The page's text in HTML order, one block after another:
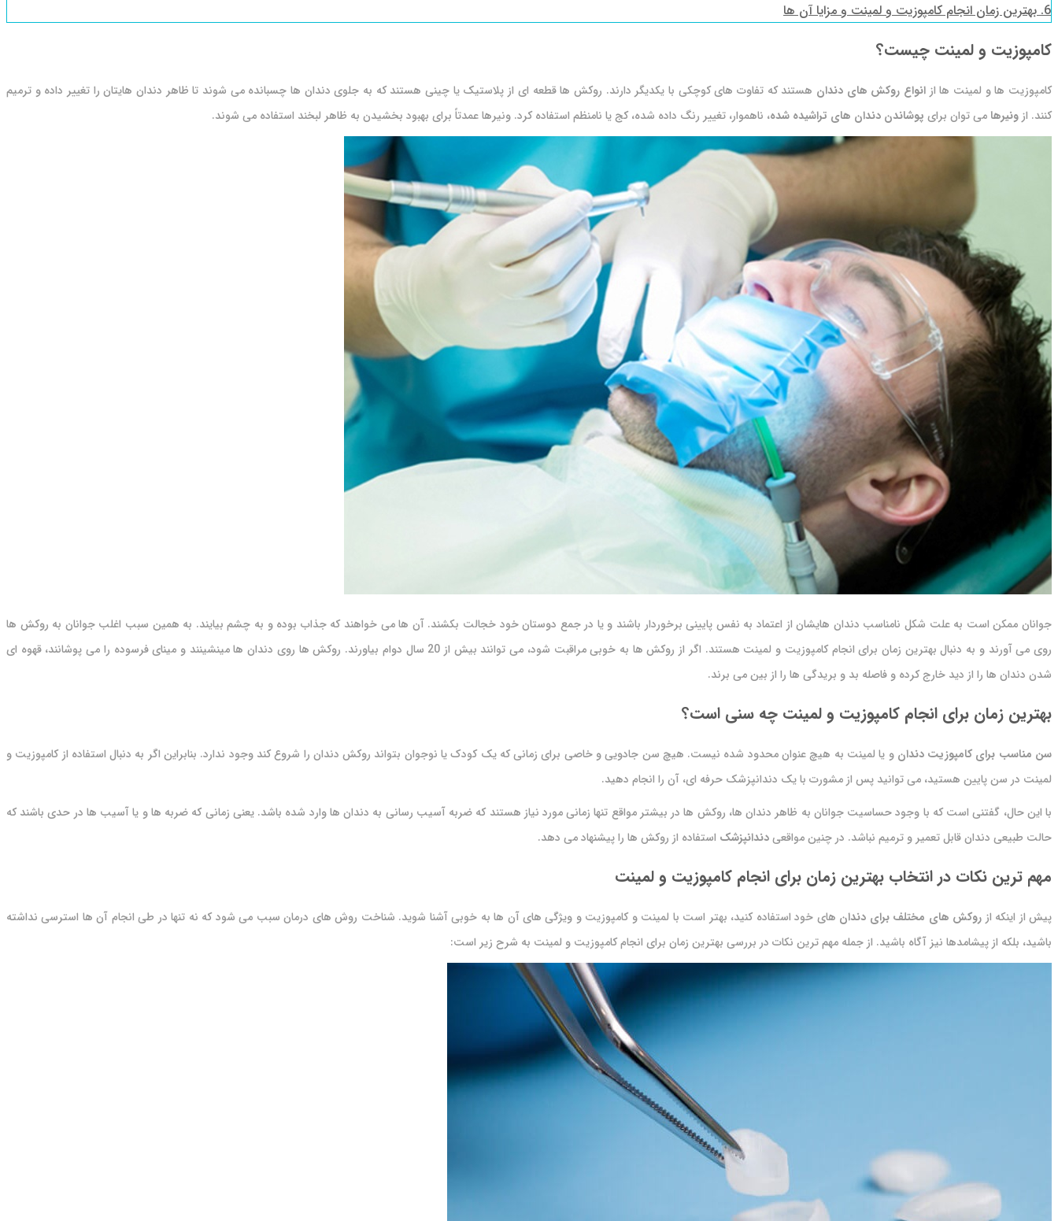
6. بهترین زمان انجام کامپوزیت و لمینت و مزایا آن ها
کامپوزیت و لمینت چیست؟
کامپوزیت ها و لمینت ها ازانواع روکش های دندان هستند که تفاوت های کوچکی با یکدیگر دارند. روکش ‌ها قطعه‌ ای از پلاستیک یا چینی هستند که به جلوی دندان‌ ها چسبانده می‌ شوند تا ظاهر دندان‌ هایتان را تغییر داده و ترمیم
کنند. از ونیرها می توان برای پوشاندن دندان های تراشیده شده، ناهموار، تغییر رنگ داده شده، کج یا نامنظم استفاده کرد. ونیرها عمدتاً برای بهبود بخشیدن به ظاهر لبخند استفاده می شوند.
جوانان ممکن است به علت شکل نامناسب دندان هایشان از اعتماد به نفس پایینی برخوردار باشند و یا در جمع دوستان خود خجالت بکشند‌. آن ها می خواهند که جذاب بوده و به چشم بیایند. به همین سبب اغلب جوانان به روکش ها
روی می آورند و به دنبال بهترین زمان برای انجام کامپوزیت و لمینت هستند. اگر از روکش ها به خوبی مراقبت شود، می توانند بیش از 20 سال دوام بیاورند.‌ روکش ‌ها روی دندان‌ ها مینشینند و مینای فرسوده را می‌ پوشانند، قهوه ‌ای
شدن دندان‌ ها را از دید خارج کرده و فاصله بد و بریدگی ها را از بین می برند.
بهترین زمان برای انجام کامپوزیت و لمینت چه سنی است؟
سن مناسب برای کامپوزیت دندان و یا لمینت به هیچ عنوان محدود شده نیست. هیچ سن جادویی و خاصی برای زمانی که یک کودک یا نوجوان بتواند روکش دندان را شروع کند وجود ندارد. بنابراین اگر به دنبال استفاده از کامپوزیت و
لمینت در سن پایین هستید، می توانید پس از مشورت با یک دندانپزشک حرفه ای، آن را انجام دهید.
با این حال، گفتنی است که با وجود حساسیت جوانان به ظاهر دندان ها، روکش ها در بیشتر مواقع تنها زمانی مورد نیاز هستند که ضربه آسیب‌ رسانی به دندان ها وارد شده باشد. یعنی زمانی که ضربه ها و یا آسیب ها در حدی باشند که
حالت طبیعی دندان قابل تعمیر و ترمیم نباشد. در چنین مواقعیدندانپزشک استفاده از روکش ها را پیشنهاد می دهد.
مهم ترین نکات در انتخاب بهترین زمان برای انجام کامپوزیت و لمینت
پیش از اینکه از روکش های مختلف برای دندان های خود استفاده کنید، بهتر است با لمینت و کامپوزیت و ویژگی های آن ها به خوبی آشنا شوید. شناخت روش های درمان سبب می شود که نه تنها در طی انجام آن ها استرسی نداشته
باشید، بلکه از پیشامدها نیز آگاه باشید. از جمله مهم ترین نکات در بررسی بهترین زمان برای انجام کامپوزیت و لمینت به شرح زیر است: